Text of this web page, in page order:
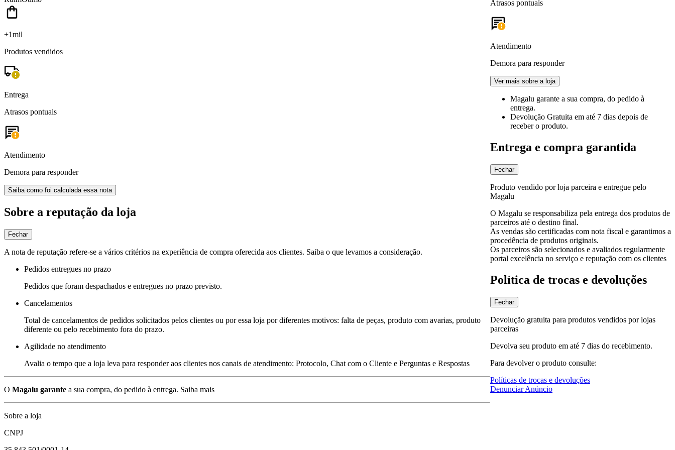
+1mil
Produtos vendidos
Entrega
Atrasos pontuais
Atendimento
Demora para responder
Saiba como foi calculada essa nota
Sobre a reputação da loja
Fechar
A nota de reputação refere-se a vários critérios na experiência de compra oferecida aos clientes. Saiba o que levamos a consideração.
Pedidos entregues no prazo
Pedidos que foram despachados e entregues no prazo previsto.
Cancelamentos
Total de cancelamentos de pedidos solicitados pelos clientes ou por essa loja por diferentes motivos: falta de peças, produto com avarias, produto
diferente ou pelo recebimento fora do prazo.
Agilidade no atendimento
Avalia o tempo que a loja leva para responder aos clientes nos canais de atendimento: Protocolo, Chat com o Cliente e Perguntas e Respostas
O Magalu garante a sua compra, do pedido à entrega. Saiba mais
Sobre a loja
CNPJ
Atrasos pontuais
Atendimento
Demora para responder
Ver mais sobre a loja
Magalu garante a sua compra, do pedido à
entrega.
Devolução Gratuita em até 7 dias depois de
receber o produto.
Entrega e compra garantida
Fechar
Produto vendido por loja parceira e entregue pelo
Magalu
O Magalu se responsabiliza pela entrega dos produtos de
parceiros até o destino final.
As vendas são certificadas com nota fiscal e garantimos a
procedência de produtos originais.
Os parceiros são selecionados e avaliados regularmente
portal excelência no serviço e reputação com os clientes
Política de trocas e devoluções
Fechar
Devolução gratuita para produtos vendidos por lojas
parceiras
Devolva seu produto em até 7 dias do recebimento.
Para devolver o produto consulte:
Políticas de trocas e devoluções
Denunciar Anúncio